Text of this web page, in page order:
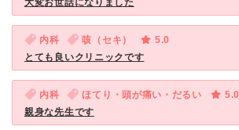
大変お世話になりました
内科 咳（セキ）
5.0
とても良いクリニックです
内科 ほてり・頭が痛い・だるい
5.0
親身な先生です